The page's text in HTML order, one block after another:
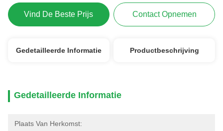
Vind De Beste Prijs Contact Opnemen
Gedetailleerde Informatie Productbeschrijving
Gedetailleerde Informatie
Plaats Van Herkomst: